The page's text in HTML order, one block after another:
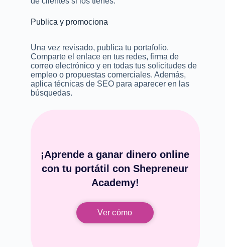
Publica y promociona
Una vez revisado, publica tu portafolio.
Comparte el enlace en tus redes, firma de
correo electrónico y en todas tus solicitudes de
empleo o propuestas comerciales. Además,
aplica técnicas de SEO para aparecer en las
búsquedas.
¡Aprende a ganar dinero online
con tu portátil con Shepreneur
Academy!
Ver cómo